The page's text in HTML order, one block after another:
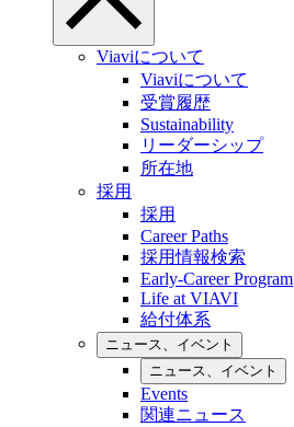
Viaviについて
Viaviについて
受賞履歴
Sustainability
リーダーシップ
所在地
採用
採用
Career Paths
採用情報検索
Early-Career Program
Life at VIAVI
給付体系
ニュース、イベント
ニュース、イベント
Events
関連ニュース